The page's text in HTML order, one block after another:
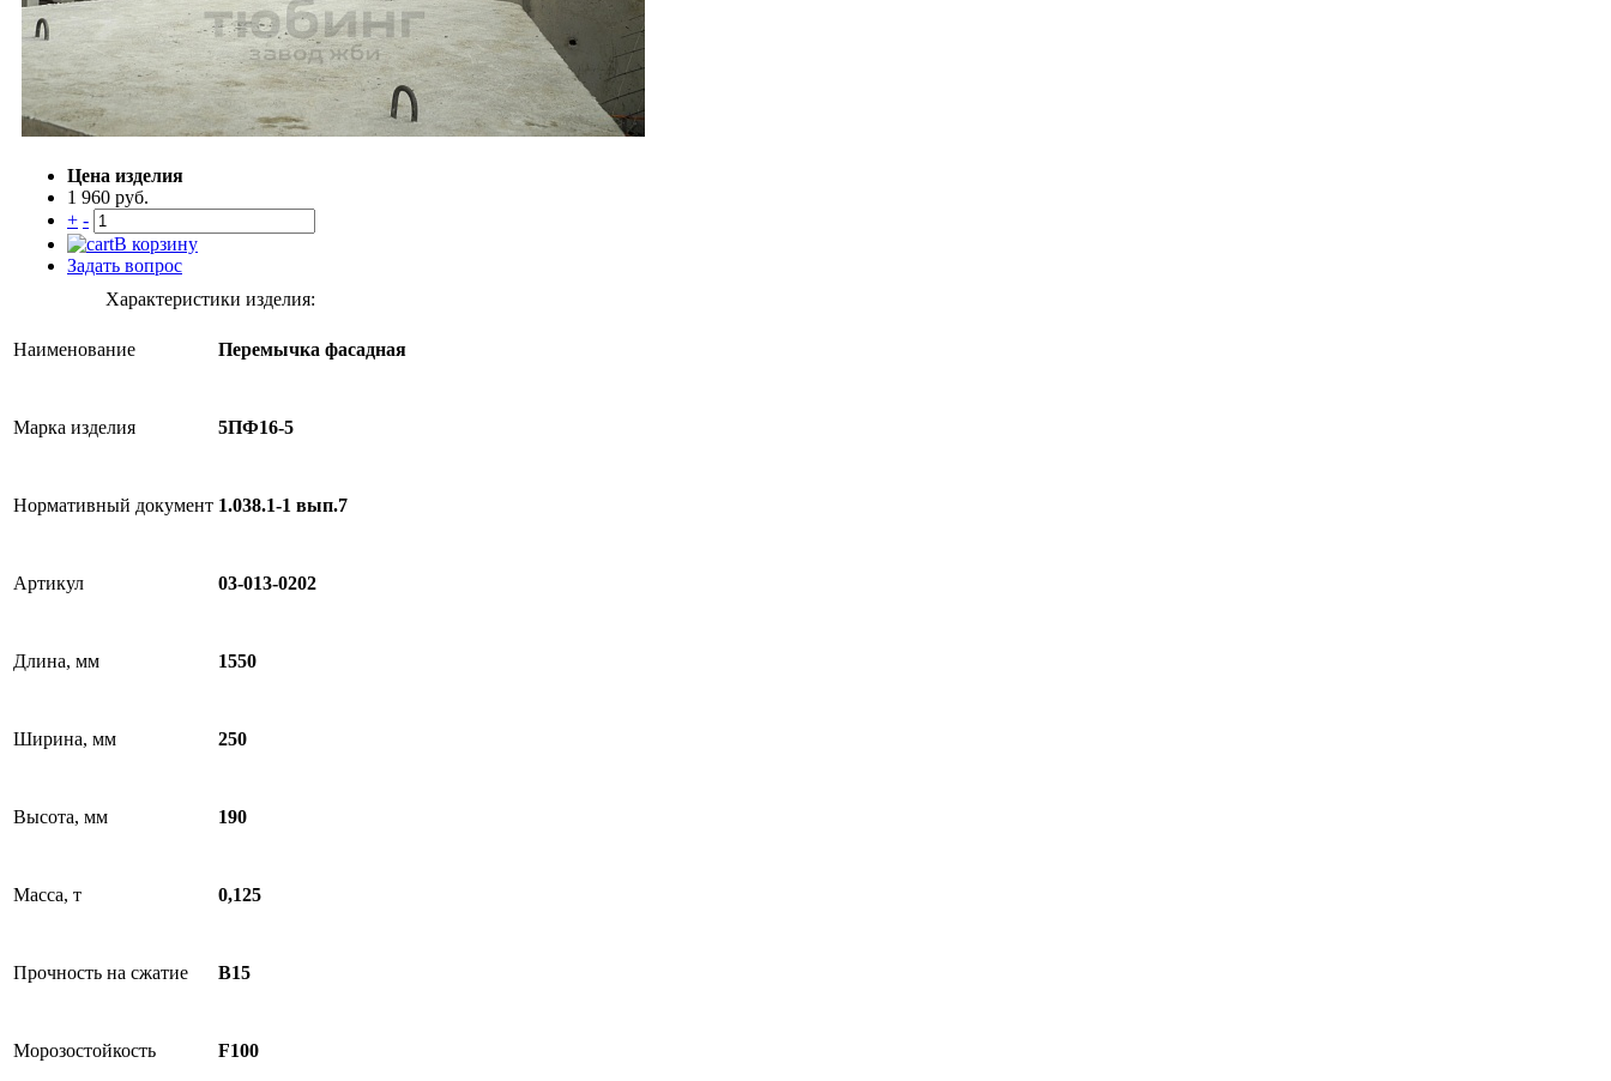
Цена изделия
1 960 руб.
+ -
В корзину
Задать вопрос
Характеристики изделия:
Наименование Перемычка фасадная
Марка изделия 5ПФ16-5
Нормативный документ 1.038.1-1 вып.7
Артикул 03-013-0202
Длина, мм 1550
Ширина, мм 250
Высота, мм 190
Масса, т 0,125
Прочность на сжатие B15
Морозостойкость F100